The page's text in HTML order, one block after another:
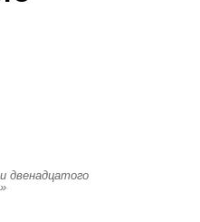
двенадцатого